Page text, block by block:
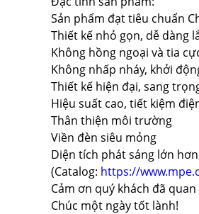
Sản phẩm đạt tiêu chuẩn
Thiết kế nhỏ gọn, dễ dàng
Không hồng ngoại và tia
Không nhấp nháy, khởi
Thiết kế hiện đại, sang
Hiệu suất cao, tiết kiệm
Thân thiện môi trường
Viền đèn siêu mỏng
Diện tích phát sáng lớn
(Catalog: https://
Cảm ơn quý khách đã
Chúc một ngày tốt lành!